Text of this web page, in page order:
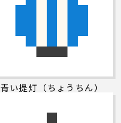
青い提灯（ちょうちん）